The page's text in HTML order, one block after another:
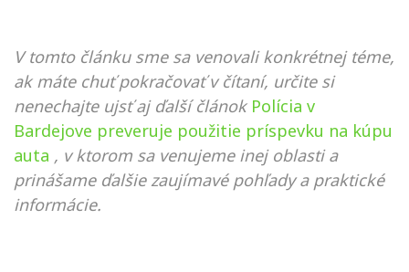
V tomto článku sme sa venovali konkrétnej téme,
ak máte chuť pokračovať v čítaní, určite si
nenechajte ujsť aj ďalší článok Polícia v
Bardejove preveruje použitie príspevku na kúpu
auta , v ktorom sa venujeme inej oblasti a
prinášame ďalšie zaujímavé pohľady a praktické
informácie.